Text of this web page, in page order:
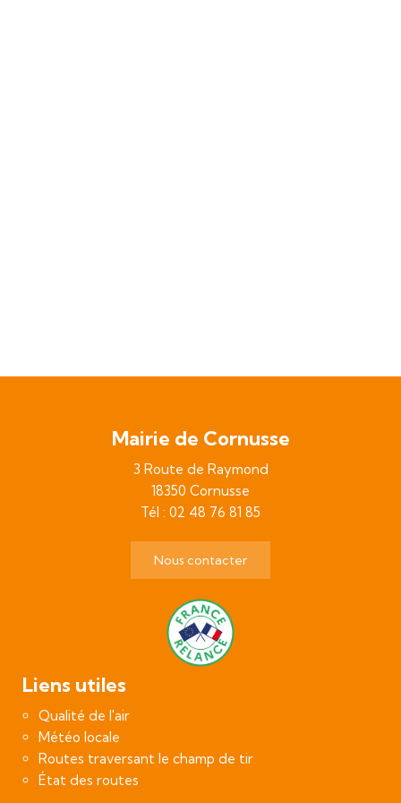
Mairie de Cornusse
3 Route de Raymond
18350 Cornusse
Tél : 02 48 76 81 85
Nous contacter
Liens utiles
Qualité de l'air
Météo locale
Routes traversant le champ de tir
État des routes